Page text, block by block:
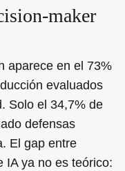
maker
aparece en el 73%
evaluados
Solo el 34,7% de
defensas
El gap entre
IA ya no es teórico: